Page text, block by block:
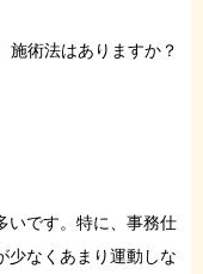
施術法はありますか？
いです。特に、事務仕
少なくあまり運動しな